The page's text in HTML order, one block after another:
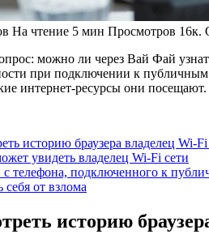
На чтение 5 мин Просмотров 16к.
можно ли через Вай Фай
при подключении к
интернет-ресурсы они
историю браузера владелец Wi-
увидеть владелец Wi-Fi сети
с телефона, подключенного к
себя от взлома
историю